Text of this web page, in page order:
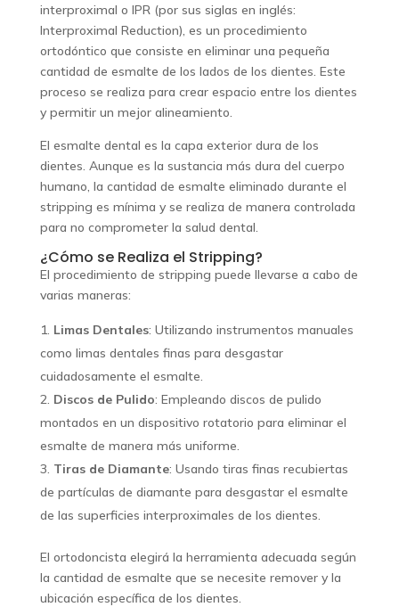
interproximal o IPR (por sus siglas en inglés:
Interproximal Reduction), es un procedimiento
ortodóntico que consiste en eliminar una pequeña
cantidad de esmalte de los lados de los dientes. Este
proceso se realiza para crear espacio entre los dientes
y permitir un mejor alineamiento.
El esmalte dental es la capa exterior dura de los
dientes. Aunque es la sustancia más dura del cuerpo
humano, la cantidad de esmalte eliminado durante el
stripping es mínima y se realiza de manera controlada
para no comprometer la salud dental.
¿Cómo se Realiza el Stripping?
El procedimiento de stripping puede llevarse a cabo de
varias maneras:
Limas Dentales: Utilizando instrumentos manuales
como limas dentales finas para desgastar
cuidadosamente el esmalte.
Discos de Pulido: Empleando discos de pulido
montados en un dispositivo rotatorio para eliminar el
esmalte de manera más uniforme.
Tiras de Diamante: Usando tiras finas recubiertas
de partículas de diamante para desgastar el esmalte
de las superficies interproximales de los dientes.
El ortodoncista elegirá la herramienta adecuada según
la cantidad de esmalte que se necesite remover y la
ubicación específica de los dientes.